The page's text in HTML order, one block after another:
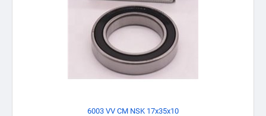
6003 VV CM NSK 17x35x10